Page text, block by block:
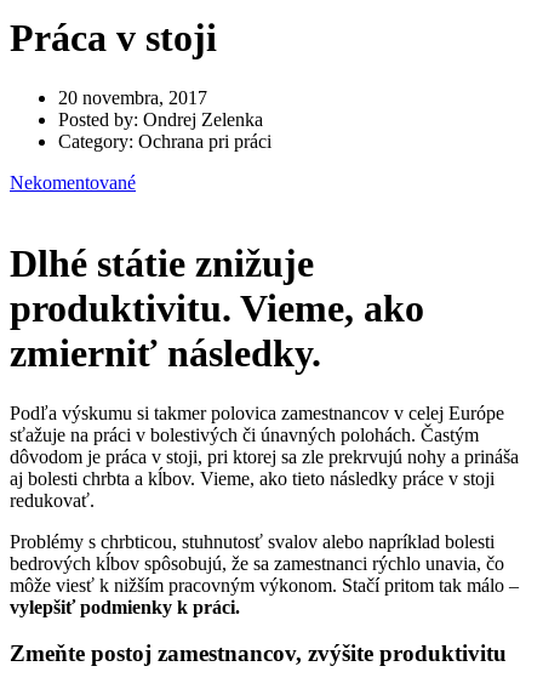
Práca v stoji
20 novembra, 2017
Posted by: Ondrej Zelenka
Category: Ochrana pri práci
Nekomentované
Dlhé státie znižuje
produktivitu. Vieme, ako
zmierniť následky.
Podľa výskumu si takmer polovica zamestnancov v celej Európe
sťažuje na práci v bolestivých či únavných polohách. Častým
dôvodom je práca v stoji, pri ktorej sa zle prekrvujú nohy a prináša
aj bolesti chrbta a kĺbov. Vieme, ako tieto následky práce v stoji
redukovať.
Problémy s chrbticou, stuhnutosť svalov alebo napríklad bolesti
bedrových kĺbov spôsobujú, že sa zamestnanci rýchlo unavia, čo
môže viesť k nižším pracovným výkonom. Stačí pritom tak málo –
vylepšiť podmienky k práci.
Zmeňte postoj zamestnancov, zvýšite produktivitu